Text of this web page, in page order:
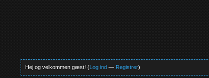
Hej og velkommen gæst! (Log ind — Registrer)